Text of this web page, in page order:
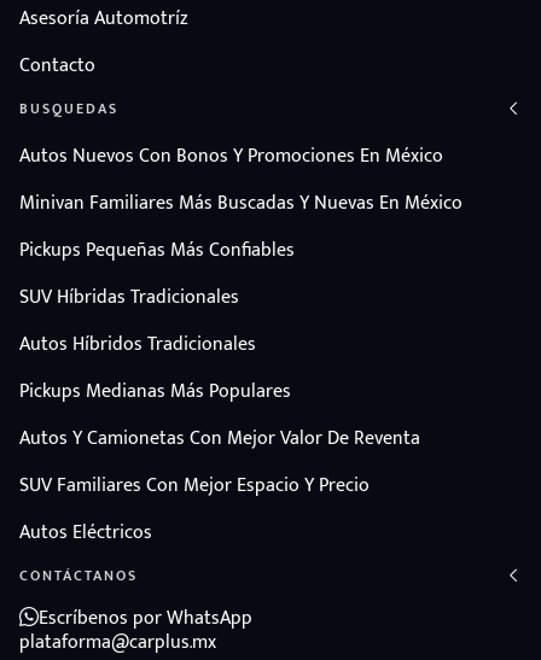
Asesoría Automotríz
Contacto
BUSQUEDAS
Autos Nuevos Con Bonos Y Promociones En México
Minivan Familiares Más Buscadas Y Nuevas En México
Pickups Pequeñas Más Confiables
SUV Híbridas Tradicionales
Autos Híbridos Tradicionales
Pickups Medianas Más Populares
Autos Y Camionetas Con Mejor Valor De Reventa
SUV Familiares Con Mejor Espacio Y Precio
Autos Eléctricos
CONTÁCTANOS
Escríbenos por WhatsApp
plataforma@carplus.mx